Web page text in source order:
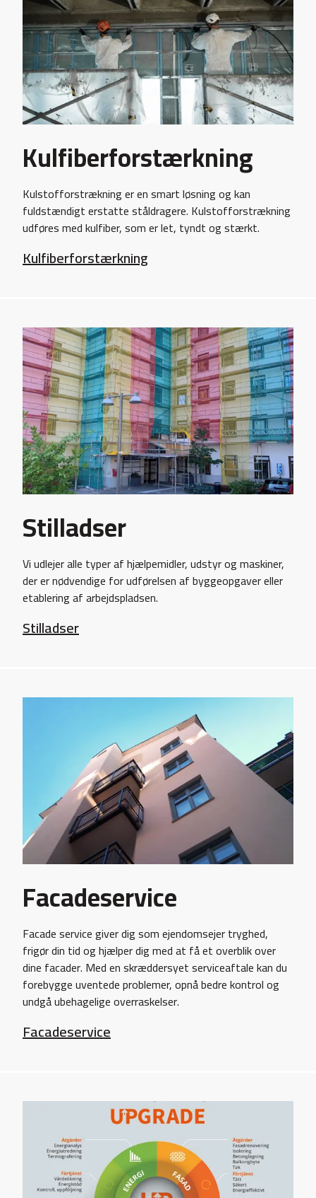
Kulfiberforstærkning
Kulstofforstrækning er en smart løsning og kan
fuldstændigt erstatte ståldragere. Kulstofforstrækning
udføres med kulfiber, som er let, tyndt og stærkt.
Kulfiberforstærkning
Stilladser
Vi udlejer alle typer af hjælpemidler, udstyr og maskiner,
der er nødvendige for udførelsen af byggeopgaver eller
etablering af arbejdspladsen.
Stilladser
Facadeservice
Facade service giver dig som ejendomsejer tryghed,
frigør din tid og hjælper dig med at få et overblik over
dine facader. Med en skræddersyet serviceaftale kan du
forebygge uventede problemer, opnå bedre kontrol og
undgå ubehagelige overraskelser.
Facadeservice